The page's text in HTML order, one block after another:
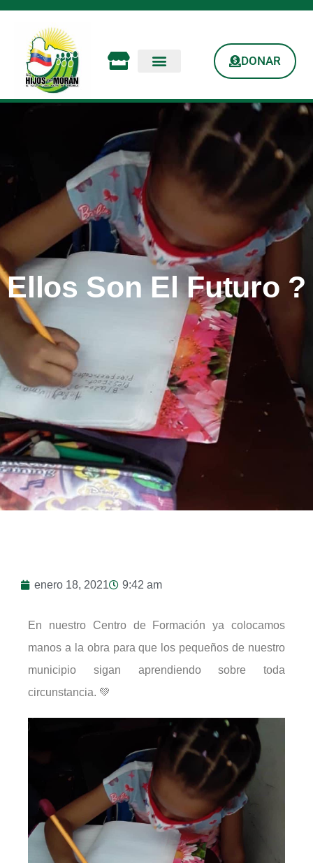
DONAR
Ellos Son El Futuro ?
enero 18, 2021 9:42 am
En nuestro Centro de Formación ya colocamos
manos a la obra para que los pequeños de nuestro
municipio sigan aprendiendo sobre toda
circunstancia. 💚